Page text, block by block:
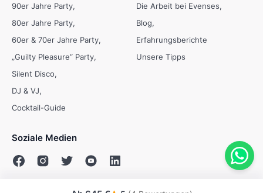
90er Jahre Party
80er Jahre Party
60er & 70er Jahre Party
„Guilty Pleasure“ Party
Silent Disco
DJ & VJ
Cocktail-Guide
Die Arbeit bei Evenses
Blog
Erfahrungsberichte
Unsere Tipps
Soziale Medien